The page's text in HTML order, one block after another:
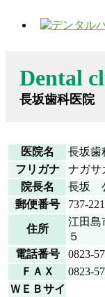
Dental
長坂歯科医院
医院名
長坂歯
フリガナ
ナガサ
院長名
長坂
郵便番号
737-
住所
江田島
５
電話番号
0823-
ＦＡＸ
0823-
ＷＥＢサイ